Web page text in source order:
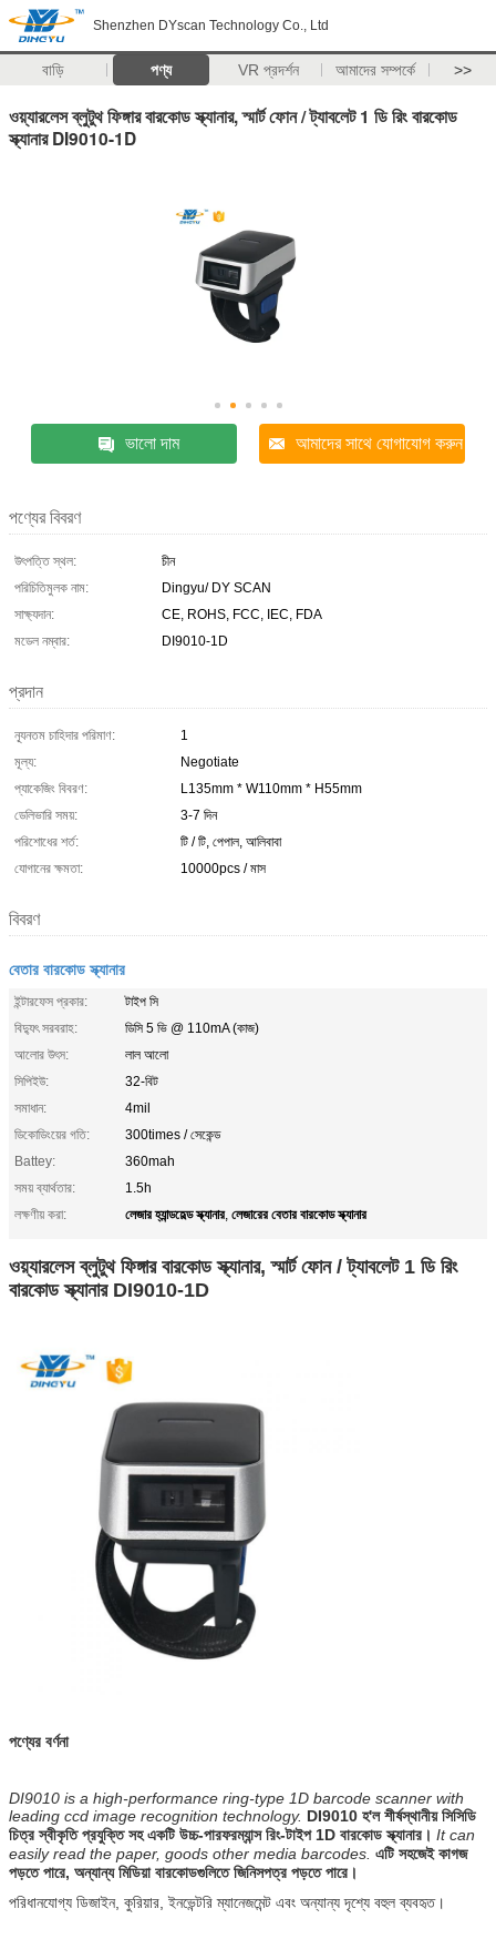
Shenzhen DYscan Technology Co., Ltd
বাড়ি পণ্য VR প্রদর্শন আমাদের সম্পর্কে >>
ওয়্যারলেস ব্লুটুথ ফিঙ্গার বারকোড স্ক্যানার, স্মার্ট ফোন / ট্যাবলেট 1 ডি রিং বারকোড
স্ক্যানার DI9010-1D
ভালো দাম আমাদের সাথে যোগাযোগ করুন
পণ্যের বিবরণ
উৎপত্তি স্থল:
চীন
পরিচিতিমুলক নাম:
Dingyu/ DY SCAN
সাক্ষ্যদান:
CE, ROHS, FCC, IEC, FDA
মডেল নম্বার:
DI9010-1D
প্রদান
ন্যূনতম চাহিদার পরিমাণ:
1
মূল্য:
Negotiate
প্যাকেজিং বিবরণ:
L135mm * W110mm * H55mm
ডেলিভারি সময়:
3-7 দিন
পরিশোধের শর্ত:
টি / টি, পেপাল, আলিবাবা
যোগানের ক্ষমতা:
10000pcs / মাস
বিবরণ
বেতার বারকোড স্ক্যানার
ইন্টারফেস প্রকার:
টাইপ সি
বিদ্যুৎ সরবরাহ:
ডিসি 5 ভি @ 110mA (কাজ)
আলোর উৎস:
লাল আলো
সিপিইউ:
32-বিট
সমাধান:
4mil
ডিকোডিংয়ের গতি:
300times / সেকেন্ড
Battey:
360mah
সময় ব্যার্থতার:
1.5h
লক্ষণীয় করা:
লেজার হ্যান্ডহেল্ড স্ক্যানার, লেজারের বেতার বারকোড স্ক্যানার
ওয়্যারলেস ব্লুটুথ ফিঙ্গার বারকোড স্ক্যানার, স্মার্ট ফোন / ট্যাবলেট 1 ডি রিং
বারকোড স্ক্যানার DI9010-1D
পণ্যের বর্ণনা
DI9010 is a high-performance ring-type 1D barcode scanner with
leading ccd image recognition technology. DI9010 হ'ল শীর্ষস্থানীয় সিসিডি
চিত্র স্বীকৃতি প্রযুক্তি সহ একটি উচ্চ-পারফরম্যান্স রিং-টাইপ 1D বারকোড স্ক্যানার। It can
easily read the paper, goods other media barcodes. এটি সহজেই কাগজ
পড়তে পারে, অন্যান্য মিডিয়া বারকোডগুলিতে জিনিসপত্র পড়তে পারে।
পরিধানযোগ্য ডিজাইন, কুরিয়ার, ইনভেন্টরি ম্যানেজমেন্ট এবং অন্যান্য দৃশ্যে বহুল ব্যবহৃত।